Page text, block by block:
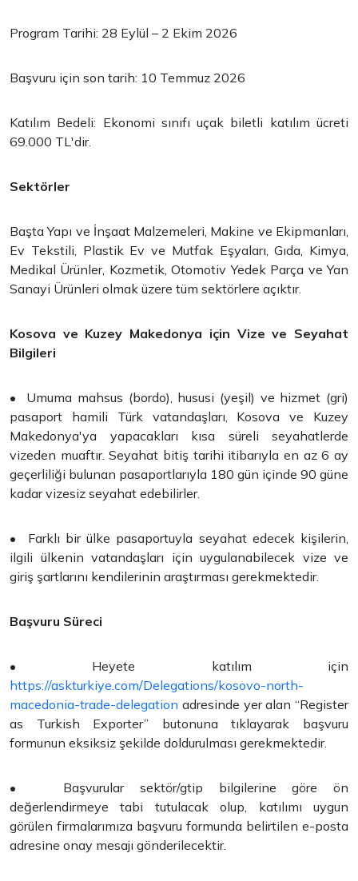
Program Tarihi: 28 Eylül – 2 Ekim 2026
Başvuru için son tarih: 10 Temmuz 2026
Katılım Bedeli: Ekonomi sınıfı uçak biletli katılım ücreti
69.000 TL'dir.
Sektörler
Başta Yapı ve İnşaat Malzemeleri, Makine ve Ekipmanları,
Ev Tekstili, Plastik Ev ve Mutfak Eşyaları, Gıda, Kimya,
Medikal Ürünler, Kozmetik, Otomotiv Yedek Parça ve Yan
Sanayi Ürünleri olmak üzere tüm sektörlere açıktır.
Kosova ve Kuzey Makedonya için Vize ve Seyahat
Bilgileri
• Umuma mahsus (bordo), hususi (yeşil) ve hizmet (gri)
pasaport hamili Türk vatandaşları, Kosova ve Kuzey
Makedonya'ya yapacakları kısa süreli seyahatlerde
vizeden muaftır. Seyahat bitiş tarihi itibarıyla en az 6 ay
geçerliliği bulunan pasaportlarıyla 180 gün içinde 90 güne
kadar vizesiz seyahat edebilirler.
• Farklı bir ülke pasaportuyla seyahat edecek kişilerin,
ilgili ülkenin vatandaşları için uygulanabilecek vize ve
giriş şartlarını kendilerinin araştırması gerekmektedir.
Başvuru Süreci
• Heyete katılım için
https://askturkiye.com/Delegations/kosovo-north-
macedonia-trade-delegation adresinde yer alan “Register
as Turkish Exporter” butonuna tıklayarak başvuru
formunun eksiksiz şekilde doldurulması gerekmektedir.
• Başvurular sektör/gtip bilgilerine göre ön
değerlendirmeye tabi tutulacak olup, katılımı uygun
görülen firmalarımıza başvuru formunda belirtilen e-posta
adresine onay mesajı gönderilecektir.